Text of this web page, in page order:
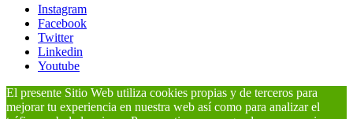
Instagram
Facebook
Twitter
Linkedin
Youtube
El presente Sitio Web utiliza cookies propias y de terceros para
mejorar tu experiencia en nuestra web así como para analizar el